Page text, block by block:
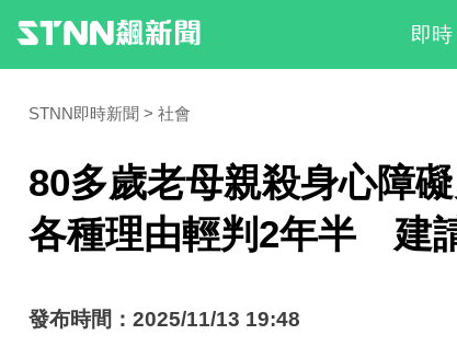
即時
STNN即時新聞 社會
80多歲老母親殺身心障
各種理由輕判2年半 建
發布時間：2025/11/13 19:48